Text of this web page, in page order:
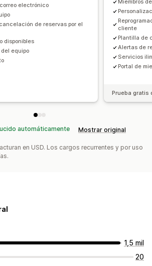
Pagos
Depósitos
Widget de calendario
Formularios personalizados
electrónico
de reservas por el
disponibles
del equipo
Miembros
cliente
Plantilla de
Alertas de
Servicios
Portal de
Prueba gratis
automáticamente Mostrar original
en USD. Los cargos recurrentes y por uso
1,5 mil
20